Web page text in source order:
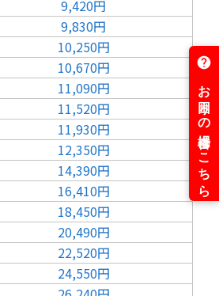
9,420円
9,830円
10,250円
10,670円
11,090円
11,520円
11,930円
12,350円
14,390円
16,410円
18,450円
20,490円
22,520円
24,550円